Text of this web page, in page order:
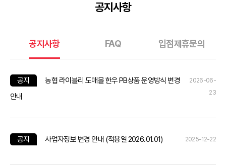
공지사항
공지사항 FAQ 입점제휴문의
공지
농협 라이블리 도매몰 한우 PB상품 운영방식 변경
안내
2026-06-
23
공지 사업자정보 변경 안내 (적용일 2026.01.01) 2025-12-22